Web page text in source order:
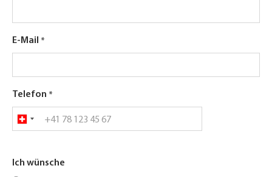
E-Mail
Telefon
Ich wünsche